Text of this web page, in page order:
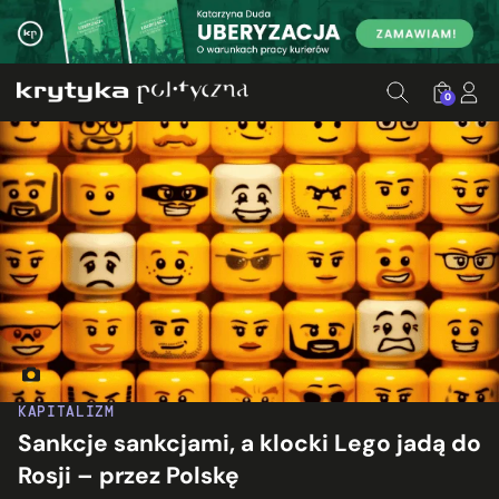
0
KAPITALIZM
Sankcje sankcjami, a klocki Lego jadą do
Rosji – przez Polskę
Źródło: Canva